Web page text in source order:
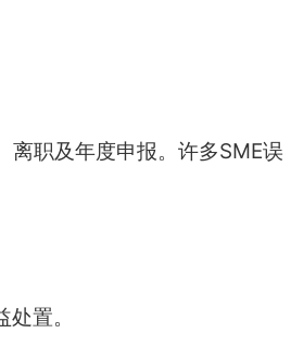
离职及年度申报。许多SME误
置。